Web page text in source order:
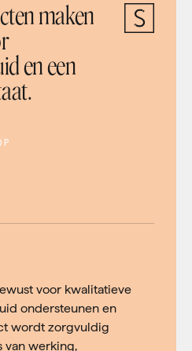
maken
en een
voor kwalitatieve
ondersteunen en
wordt zorgvuldig
van werking,